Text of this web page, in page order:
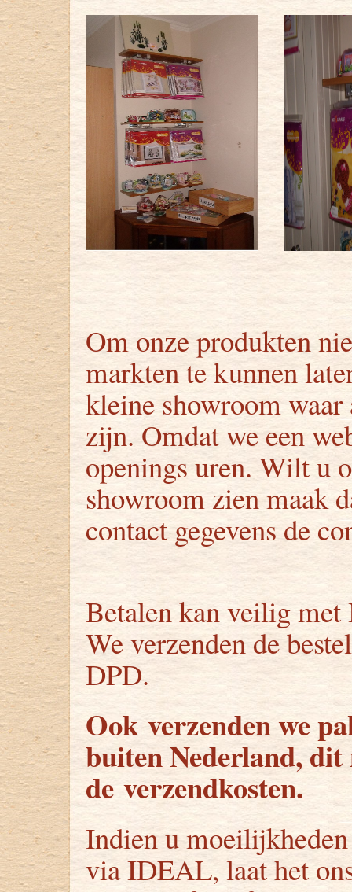
Om onze produkten
markten te kunnen
kleine showroom
zijn. Omdat we een
openings uren. Wilt u
showroom zien maak
contact gegevens de
Betalen kan veilig
We verzenden de
DPD.
Ook verzenden we
buiten Nederland, dit
de verzendkosten.
Indien u
via IDEAL, laat het